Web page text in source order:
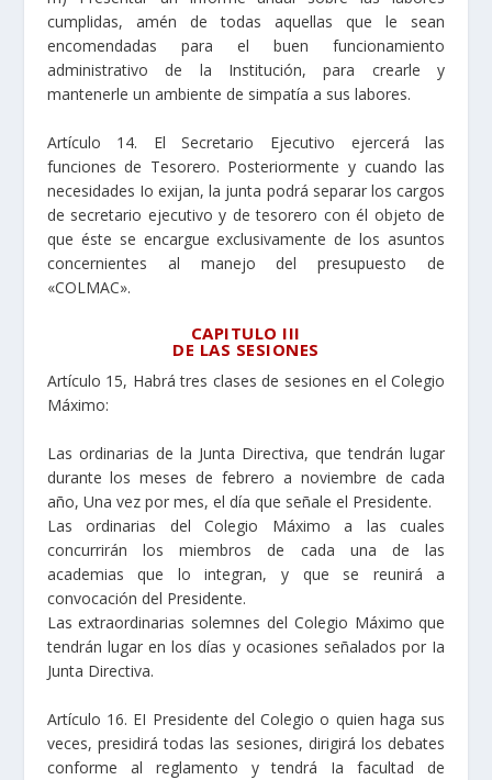
cumplidas, amén de todas aquellas que le sean
encomendadas para el buen funcionamiento
administrativo de la Institución, para crearle y
mantenerle un ambiente de simpatía a sus labores.
Artículo 14. El Secretario Ejecutivo ejercerá las
funciones de Tesorero. Posteriormente y cuando las
necesidades Io exijan, la junta podrá separar los cargos
de secretario ejecutivo y de tesorero con él objeto de
que éste se encargue exclusivamente de los asuntos
concernientes al manejo del presupuesto de
«COLMAC».
CAPITULO III
DE LAS SESIONES
Artículo 15, Habrá tres clases de sesiones en el Colegio
Máximo:
Las ordinarias de la Junta Directiva, que tendrán lugar
durante los meses de febrero a noviembre de cada
año, Una vez por mes, el día que señale el Presidente.
Las ordinarias del Colegio Máximo a las cuales
concurrirán los miembros de cada una de las
academias que lo integran, y que se reunirá a
convocación del Presidente.
Las extraordinarias solemnes del Colegio Máximo que
tendrán lugar en los días y ocasiones señalados por Ia
Junta Directiva.
Artículo 16. EI Presidente del Colegio o quien haga sus
veces, presidirá todas las sesiones, dirigirá los debates
conforme al reglamento y tendrá Ia facultad de